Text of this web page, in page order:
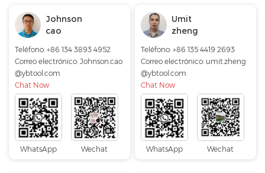
Johnson
cao
Teléfono: +86 134 3893 4952
Correo electrónico: Johnson.cao
@ybtool.com
Chat Now
WhatsApp Wechat
Umit
zheng
Teléfono: +86 135 4419 2693
Correo electrónico: umit.zheng
@ybtool.com
Chat Now
WhatsApp Wechat